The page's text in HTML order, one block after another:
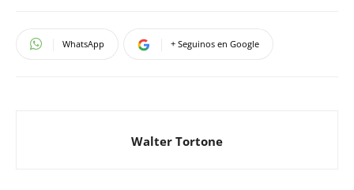
WhatsApp + Seguinos en Google
Walter Tortone